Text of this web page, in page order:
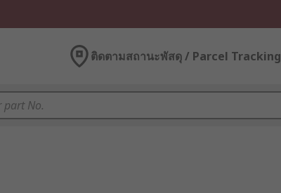
ติดตามสถานะพัสดุ / Parcel Tracking